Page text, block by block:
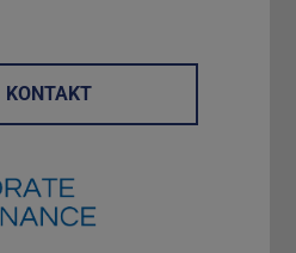
KONTAKT